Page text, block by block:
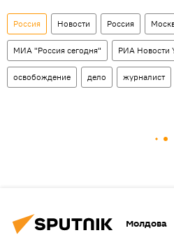
Россия Новости Россия
МИА "Россия сегодня" РИА Новости
освобождение дело журналист
Молдова